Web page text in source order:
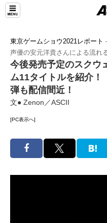
東京ゲームショウ2021レポート
声優の安元洋貴さんによる流れ
今後発売予定のスクウ
ム11タイトルを紹介！
弾も配信間近！
文● Zenon／ASCII
[PC表示へ]